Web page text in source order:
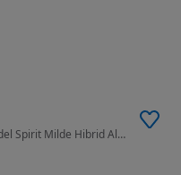
1373 cm3 • 129 CP • Suzuki S-Cross model Spirit Milde Hibrid Allgrip an fabricație 2023 cu